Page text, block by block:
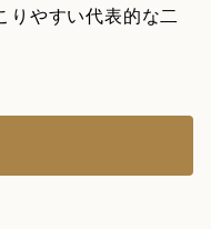
りやすい代表的な二